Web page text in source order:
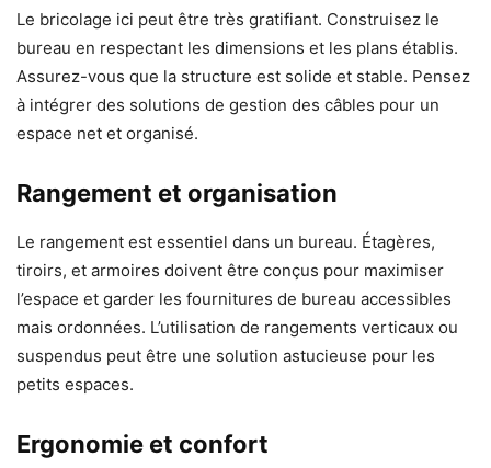
Le bricolage ici peut être très gratifiant. Construisez le
bureau en respectant les dimensions et les plans établis.
Assurez-vous que la structure est solide et stable. Pensez
à intégrer des solutions de gestion des câbles pour un
espace net et organisé.
Rangement et organisation
Le rangement est essentiel dans un bureau. Étagères,
tiroirs, et armoires doivent être conçus pour maximiser
l’espace et garder les fournitures de bureau accessibles
mais ordonnées. L’utilisation de rangements verticaux ou
suspendus peut être une solution astucieuse pour les
petits espaces.
Ergonomie et confort